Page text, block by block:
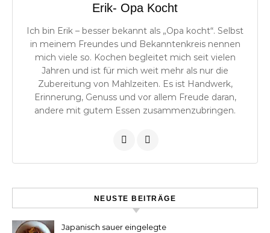
Erik- Opa Kocht
Ich bin Erik – besser bekannt als „Opa kocht“. Selbst
in meinem Freundes und Bekanntenkreis nennen
mich viele so. Kochen begleitet mich seit vielen
Jahren und ist für mich weit mehr als nur die
Zubereitung von Mahlzeiten. Es ist Handwerk,
Erinnerung, Genuss und vor allem Freude daran,
andere mit gutem Essen zusammenzubringen.
NEUSTE BEITRÄGE
Japanisch sauer eingelegte